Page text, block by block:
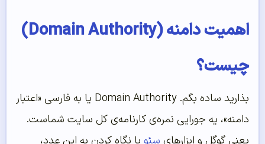
اهمیت دامنه (Domain Authority)
چیست؟
بذارید ساده بگم. Domain Authority یا به فارسی «اعتبار
دامنه»، یه جورایی نمره‌ی کارنامه‌ی کل سایت شماست.
یعنی گوگل و ابزارهای سئو با نگاه کردن به این عدد،